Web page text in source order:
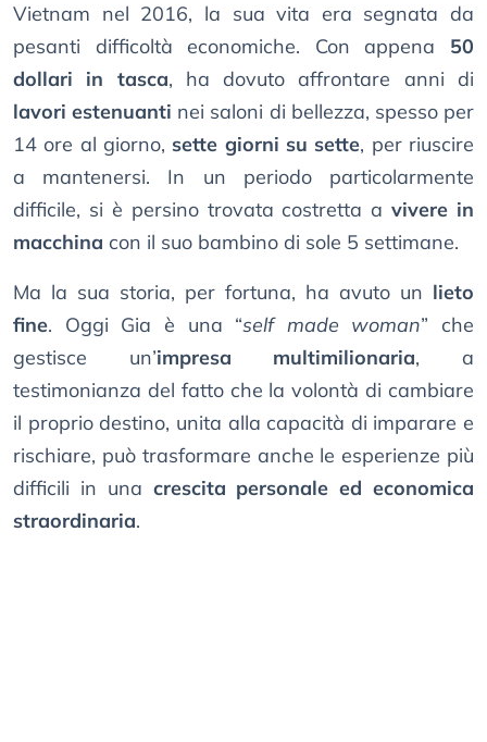
Vietnam nel 2016, la sua vita era segnata da
pesanti difficoltà economiche. Con appena 50
dollari in tasca, ha dovuto affrontare anni di
lavori estenuanti nei saloni di bellezza, spesso per
14 ore al giorno, sette giorni su sette, per riuscire
a mantenersi. In un periodo particolarmente
difficile, si è persino trovata costretta avivere in
macchina con il suo bambino di sole 5 settimane.
Ma la sua storia, per fortuna, ha avuto un lieto
fine. Oggi Gia è una “self made woman” che
gestisce un’impresa multimilionaria, a
testimonianza del fatto che la volontà di cambiare
il proprio destino, unita alla capacità di imparare e
rischiare, può trasformare anche le esperienze più
difficili in una crescita personale ed economica
straordinaria.